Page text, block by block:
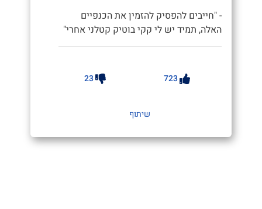
- "חייבים להפסיק להזמין את הכנפיים
האלה, תמיד יש לי קקי בוטיק קטלני אחרי"
723
23
שיתוף